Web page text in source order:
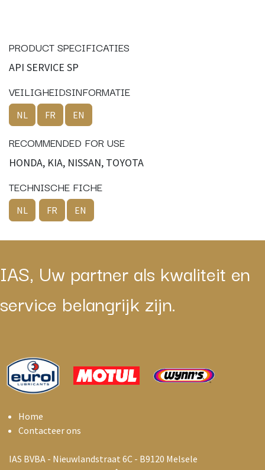
PRODUCT SPECIFICATIES
API SERVICE SP
VEILIGHEIDSINFORMATIE
NL FR EN
RECOMMENDED FOR USE
HONDA, KIA, NISSAN, TOYOTA
TECHNISCHE FICHE
NL FR EN
IAS, Uw partner als kwaliteit en
service belangrijk zijn.
Home
Contacteer ons
IAS BVBA - Nieuwlandstraat 6C - B9120 Melsele